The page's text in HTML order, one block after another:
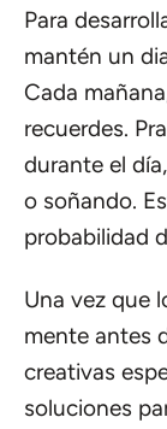
Para
mantén un
Cada
recuerdes.
durante el
o soñando.
probabilidad
Una vez que
mente antes
creativas
soluciones